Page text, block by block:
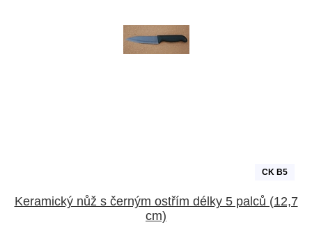
CK B5
Keramický nůž s černým ostřím délky 5 palců (12,7
cm)